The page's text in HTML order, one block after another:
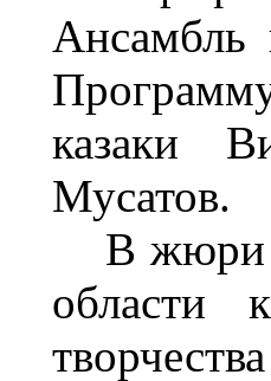
Ансамбль
казаки
Мусатов.
В жюри
области